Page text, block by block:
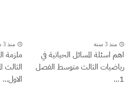
منذ 3 سنة
اهم اسئلة المسائل الحياتية في
رياضيات الثالث متوسط الفصل
1...
منذ 3 سنة
الاول...